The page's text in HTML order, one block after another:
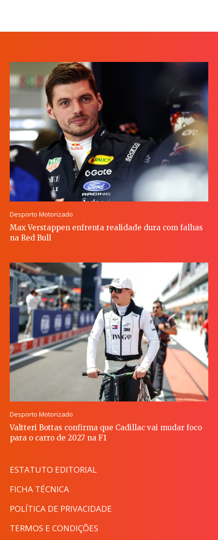
Desporto Motorizado
Max Verstappen enfrenta realidade dura com falhas
na Red Bull
Desporto Motorizado
Valtteri Bottas confirma que Cadillac vai mudar foco
para o carro de 2027 na F1
ESTATUTO EDITORIAL
FICHA TÉCNICA
POLÍTICA DE PRIVACIDADE
TERMOS E CONDIÇÕES